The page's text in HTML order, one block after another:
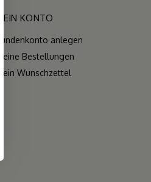
MEIN KONTO
Kundenkonto anlegen
Meine Bestellungen
Mein Wunschzettel